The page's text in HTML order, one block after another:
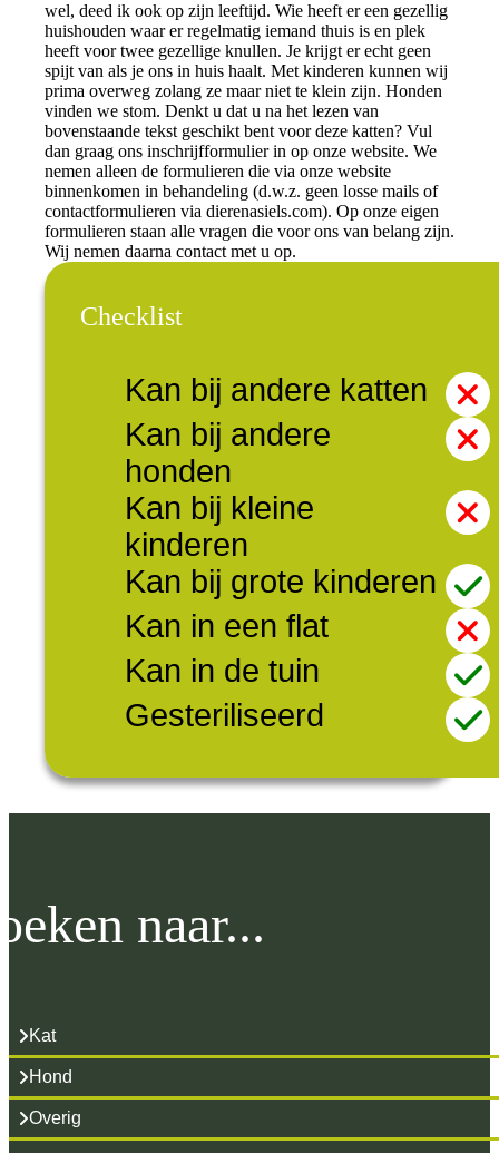
wel, deed ik ook op zijn leeftijd. Wie heeft er een gezellig
huishouden waar er regelmatig iemand thuis is en plek
heeft voor twee gezellige knullen. Je krijgt er echt geen
spijt van als je ons in huis haalt. Met kinderen kunnen wij
prima overweg zolang ze maar niet te klein zijn. Honden
vinden we stom. Denkt u dat u na het lezen van
bovenstaande tekst geschikt bent voor deze katten? Vul
dan graag ons inschrijfformulier in op onze website. We
nemen alleen de formulieren die via onze website
binnenkomen in behandeling (d.w.z. geen losse mails of
contactformulieren via dierenasiels.com). Op onze eigen
formulieren staan alle vragen die voor ons van belang zijn.
Wij nemen daarna contact met u op.
Checklist
Kan bij andere katten
Kan bij andere
honden
Kan bij kleine
kinderen
Kan bij grote kinderen
Kan in een flat
Kan in de tuin
Gesteriliseerd
naar...
Kat
Hond
Overig